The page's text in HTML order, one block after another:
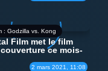
: Godzilla vs. Kong
2 mars 2021, 11:08
Film met le film
ce mois-